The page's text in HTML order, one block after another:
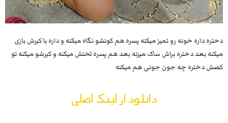
دختره داره خونه رو تمیز میکنه پسره هم کونشو نگاه میکنه و داره با کیرش بازی
میکنه بعد دختره براش ساک میزنه بعد هم پسره لختش میکنه و کیرشو میکنه تو
کصش دختره چه جون جونی هم میکنه
دانلود از لینک اصلی